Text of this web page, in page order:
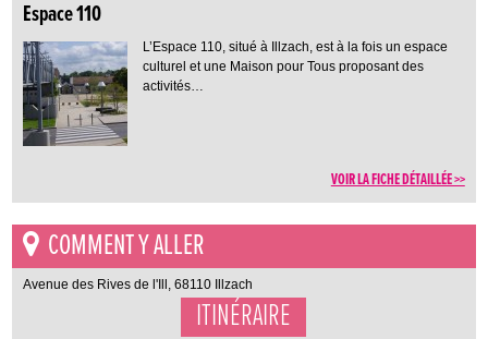
Espace 110
L’Espace 110, situé à Illzach, est à la fois un espace
culturel et une Maison pour Tous proposant des
activités…
VOIR LA FICHE DÉTAILLÉE >>
COMMENT Y ALLER
Avenue des Rives de l'Ill, 68110 Illzach
ITINÉRAIRE